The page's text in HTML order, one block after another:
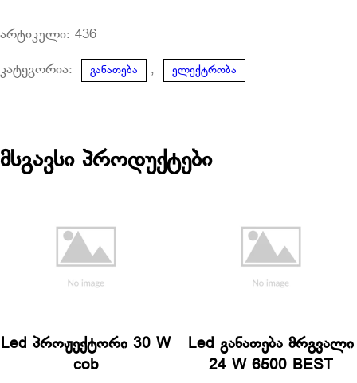
არტიკული: 436
კატეგორია: განათება , ელექტრობა
მსგავსი პროდუქტები
Led პროჟექტორი 30 W
cob
Led განათება მრგვალი
24 W 6500 BEST